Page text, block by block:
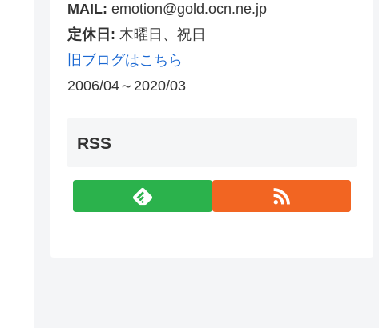
MAIL:emotion@gold.ocn.ne.jp
定休日:木曜日、祝日
旧ブログはこちら
2006/04～2020/03
RSS